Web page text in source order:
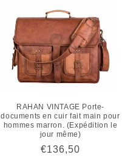
RAHAN VINTAGE Porte-
documents en cuir fait main pour
hommes marron. (Expédition le
jour même)
Prix
€136,50